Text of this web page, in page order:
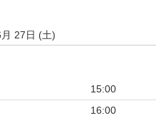
27日 (土)
15:00
16:00